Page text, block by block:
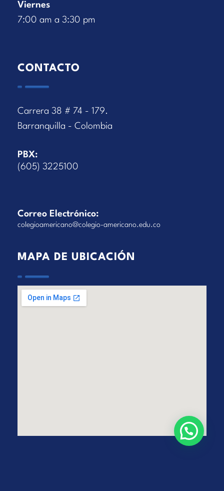
Viernes
7:00 am a 3:30 pm
CONTACTO
Carrera 38 # 74 - 179.
Barranquilla - Colombia
PBX:
(605) 3225100
Correo Electrónico:
colegioamericano@colegio-americano.edu.co
MAPA DE UBICACIÓN